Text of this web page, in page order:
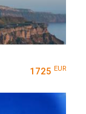
1725 EUR